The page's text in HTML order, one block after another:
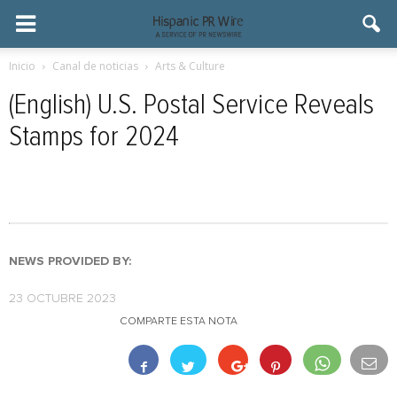
Inicio Canal de noticias Arts & Culture
(English) U.S. Postal Service Reveals
Stamps for 2024
NEWS PROVIDED BY:
23 OCTUBRE 2023
COMPARTE ESTA NOTA